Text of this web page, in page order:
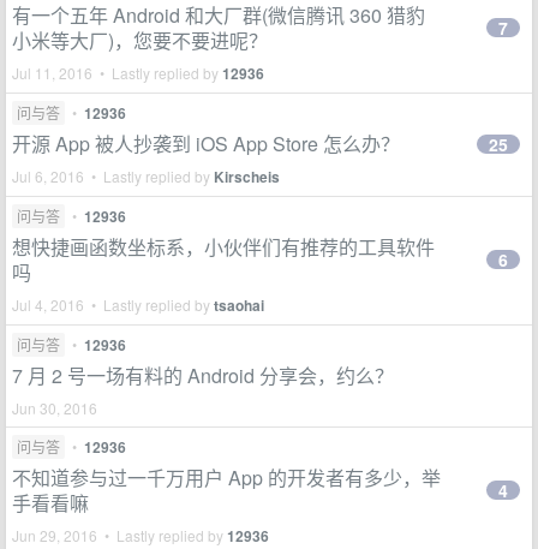
有一个五年 Android 和大厂群(微信腾讯 360 猎豹
小米等大厂)，您要不要进呢？
Jul 11, 2016 • Lastly replied by12936
7
问与答 • 12936
开源 App 被人抄袭到 iOS App Store 怎么办？
Jul 6, 2016 • Lastly replied by Kirscheis
25
问与答 • 12936
想快捷画函数坐标系，小伙伴们有推荐的工具软件
吗
Jul 4, 2016 • Lastly replied bytsaohai
6
问与答 • 12936
7 月 2 号一场有料的 Android 分享会，约么？
Jun 30, 2016
问与答
• 12936
不知道参与过一千万用户 App 的开发者有多少，举
手看看嘛
Jun 29, 2016 • Lastly replied by12936
4